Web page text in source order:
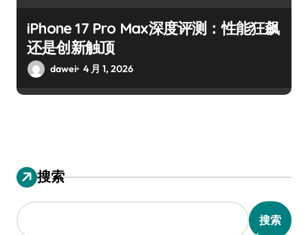
iPhone 17 Pro Max深度评测：性能狂飙
还是创新触顶
dawei 4 月 1, 2026
搜索
搜索